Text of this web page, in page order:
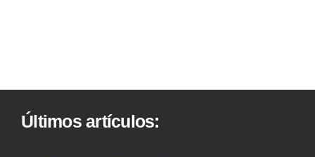
Últimos artículos: